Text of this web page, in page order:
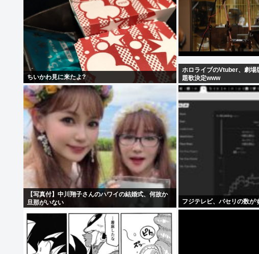
ちいかわ見に来たよ?
ホロライブのVtuber、劇場
題歌決定www
【写真付】中川翔子さんのハワイの結婚式、何故か
旦那がいない
フジテレビ、パセリの数が